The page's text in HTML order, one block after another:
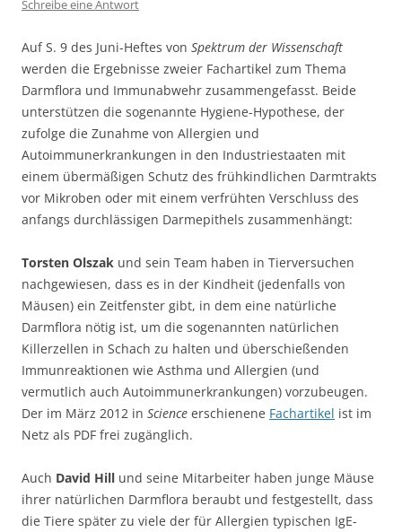
Schreibe eine Antwort
Auf S. 9 des Juni-Heftes von Spektrum der Wissenschaft
werden die Ergebnisse zweier Fachartikel zum Thema
Darmflora und Immunabwehr zusammengefasst. Beide
unterstützen die sogenannte Hygiene-Hypothese, der
zufolge die Zunahme von Allergien und
Autoimmunerkrankungen in den Industriestaaten mit
einem übermäßigen Schutz des frühkindlichen Darmtrakts
vor Mikroben oder mit einem verfrühten Verschluss des
anfangs durchlässigen Darmepithels zusammenhängt:
Torsten Olszak und sein Team haben in Tierversuchen
nachgewiesen, dass es in der Kindheit (jedenfalls von
Mäusen) ein Zeitfenster gibt, in dem eine natürliche
Darmflora nötig ist, um die sogenannten natürlichen
Killerzellen in Schach zu halten und überschießenden
Immunreaktionen wie Asthma und Allergien (und
vermutlich auch Autoimmunerkrankungen) vorzubeugen.
Der im März 2012 in Science erschienene Fachartikel ist im
Netz als PDF frei zugänglich.
Auch David Hill und seine Mitarbeiter haben junge Mäuse
ihrer natürlichen Darmflora beraubt und festgestellt, dass
die Tiere später zu viele der für Allergien typischen IgE-